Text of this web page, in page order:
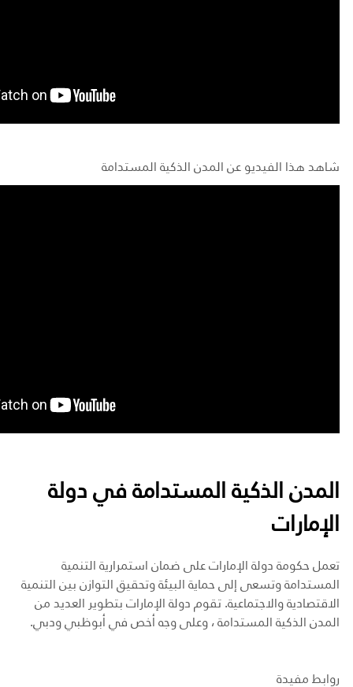
شاهد هذا الفيديو عن المدن الذكية المستدامة
المدن الذكية المستدامة في دولة
الإمارات
تعمل حكومة دولة الإمارات على ضمان استمرارية التنمية
المستدامة وتسعى إلى حماية البيئة وتحقيق التوازن بين التنمية
الاقتصادية والاجتماعية. تقوم دولة الإمارات بتطوير العديد من
المدن الذكية المستدامة ، وعلى وجه أخص في أبوظبي ودبي.
روابط مفيدة